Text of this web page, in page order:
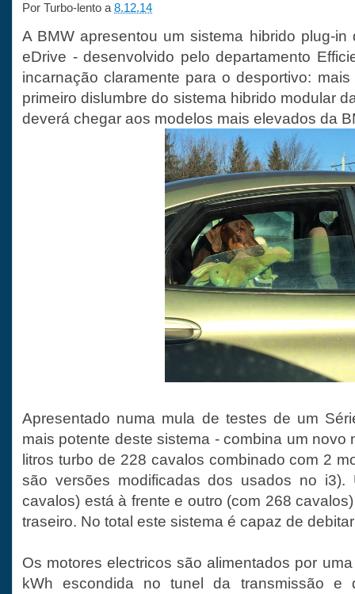
Por Turbo-lento a 8.12.14
A BMW apresentou um sistema hibrido plug-in
eDrive - desenvolvido pelo departamento
incarnação claramente para o desportivo:
primeiro dislumbre do sistema hibrido modular
deverá chegar aos modelos mais elevados da
Apresentado numa mula de testes de um
mais potente deste sistema - combina um novo
litros turbo de 228 cavalos combinado com 2
são versões modificadas dos usados no i3).
cavalos) está à frente e outro (com 268
traseiro. No total este sistema é capaz de
Os motores electricos são alimentados por
kWh escondida no tunel da transmissão e